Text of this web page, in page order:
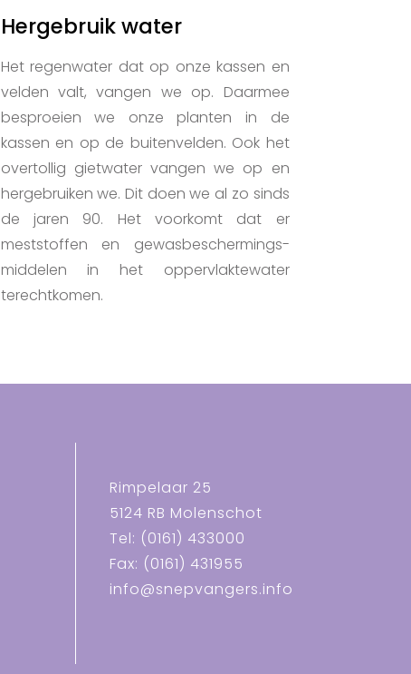
Hergebruik water
Het regenwater dat op onze kassen en
velden valt, vangen we op. Daarmee
besproeien we onze planten in de
kassen en op de buitenvelden. Ook het
overtollig gietwater vangen we op en
hergebruiken we. Dit doen we al zo sinds
de jaren 90. Het voorkomt dat er
meststoffen en gewasbeschermings-
middelen in het oppervlaktewater
terechtkomen.
Rimpelaar 25
5124 RB Molenschot
Tel: (0161) 433000
Fax: (0161) 431955
info@snepvangers.info